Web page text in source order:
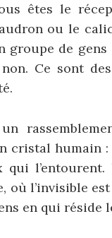
êtes le
ou le
groupe de
Ce sont
cristal humain
qui
où l’invisible
en qui réside